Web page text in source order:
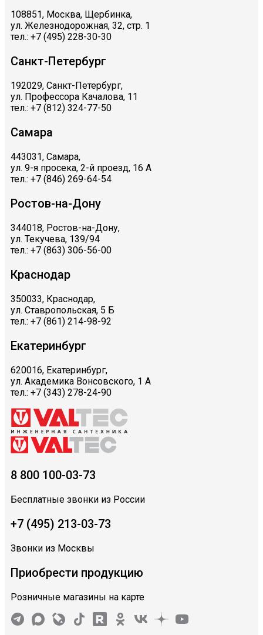
108851, Москва, Щербинка,
ул. Железнодорожная, 32, стр. 1
тел.: +7 (495) 228-30-30
Санкт-Петербург
192029, Санкт-Петербург,
ул. Профессора Качалова, 11
тел.: +7 (812) 324-77-50
Самара
443031, Самара,
ул. 9-я просека, 2-й проезд, 16 А
тел.: +7 (846) 269-64-54
Ростов-на-Дону
344018, Ростов-на-Дону,
ул. Текучева, 139/94
тел.: +7 (863) 306-56-00
Краснодар
350033, Краснодар,
ул. Ставропольская, 5 Б
тел.: +7 (861) 214-98-92
Екатеринбург
620016, Екатеринбург,
ул. Академика Вонсовского, 1 А
тел.: +7 (343) 278-24-90
8 800 100-03-73
Бесплатные звонки из России
+7 (495) 213-03-73
Звонки из Москвы
Приобрести продукцию
Розничные магазины на карте